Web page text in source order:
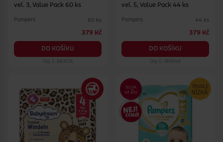
vel. 3, Value Pack 60 ks
Pampers 60 ks
379 Kč
DO KOŠÍKU
Obj. č.: 883726
vel. 5, Value Pack 44 ks
Pampers 44 ks
379 Kč
DO KOŠÍKU
Obj. č.: 180948